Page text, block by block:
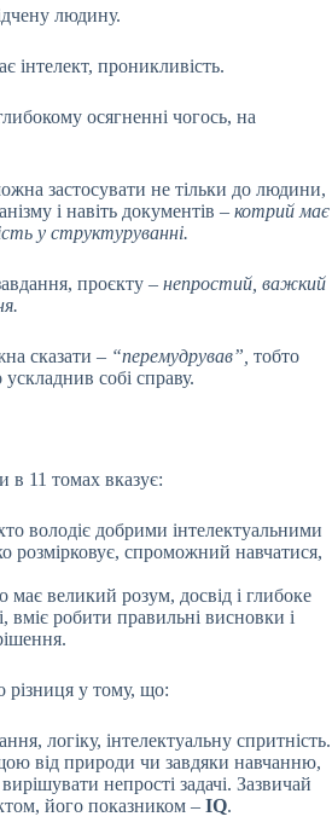
людину.
інтелект, проникливість.
осягненні чогось, на
застосувати не тільки до людини,
і навіть документів – котрий має
у структуруванні.
проєкту – непростий, важкий
сказати – “перемудрував”, тобто
собі справу.
в 11 томах вказує:
володіє добрими інтелектуальними
розмірковує, спроможний навчатися,
великий розум, досвід і глибоке
вміє робити правильні висновки і
різниця у тому, що:
логіку, інтелектуальну спритність.
від природи чи завдяки навчанню,
непрості задачі. Зазвичай
його показником – IQ.